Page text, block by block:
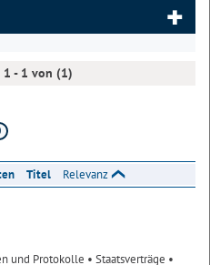
1 - 1 von (1)
Titel Relevanz
und Protokolle • Staatsverträge •